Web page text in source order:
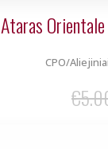
Ataras
CPO/
€